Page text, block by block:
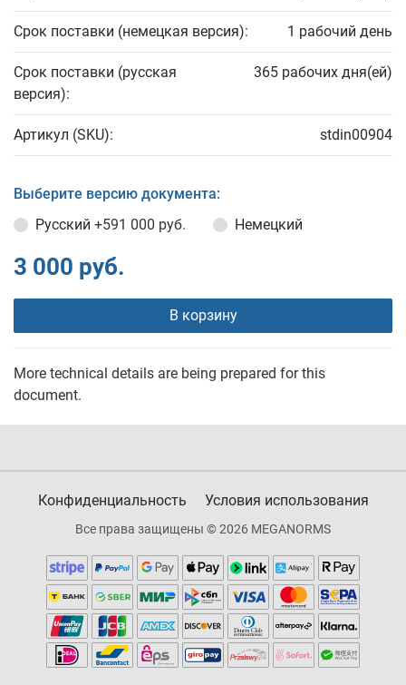
Срок поставки (немецкая версия): 1 рабочий день
Срок поставки (русская
версия):
365 рабочих дня(ей)
Артикул (SKU): stdin00904
Выберите версию документа:
Русский +591 000 руб. Немецкий
3 000 руб.
В корзину
More technical details are being prepared for this
document.
Конфиденциальность Условия использования
Все права защищены © 2026 MEGANORMS